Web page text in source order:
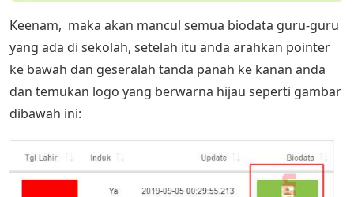
Keenam, maka akan mancul semua biodata guru-guru
yang ada di sekolah, setelah itu anda arahkan pointer
ke bawah dan geseralah tanda panah ke kanan anda
dan temukan logo yang berwarna hijau seperti gambar
dibawah ini: